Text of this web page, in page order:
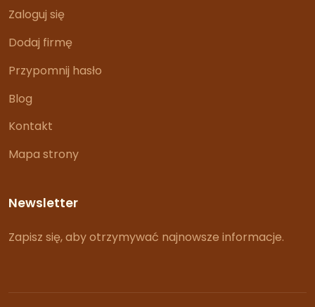
Zaloguj się
Dodaj firmę
Przypomnij hasło
Blog
Kontakt
Mapa strony
Newsletter
Zapisz się, aby otrzymywać najnowsze informacje.